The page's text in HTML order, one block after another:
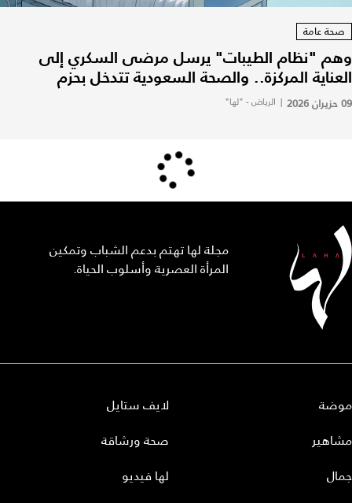
صحة عامة
وهم "نظام الطيبات" يرسل مرضى السكري إلى
العناية المركزة.. والصحة السعودية تتدخل بحزم
09 حزيران 2026 | الرياض - "لها"
مجلة لها تهتم بدعم الشباب وتمكين
المرأة العصرية وأسلوب الحياة.
موضة
مشاهير
جمال
لايف ستايل
صحة ورشاقة
لها فيديو